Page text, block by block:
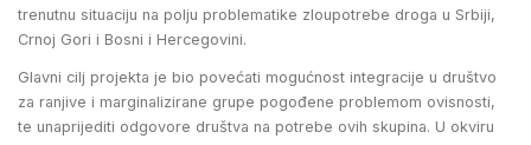
trenutnu situaciju na polju problematike zloupotrebe droga u Srbiji,
Crnoj Gori i Bosni i Hercegovini.
Glavni cilj projekta je bio povećati mogućnost integracije u društvo
za ranjive i marginalizirane grupe pogođene problemom ovisnosti,
te unaprijediti odgovore društva na potrebe ovih skupina. U okviru